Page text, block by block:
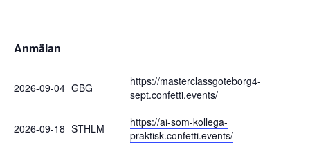
Anmälan
2026-09-04 GBG
https://masterclassgoteborg4-
sept.confetti.events/
2026-09-18 STHLM
https://ai-som-kollega-
praktisk.confetti.events/